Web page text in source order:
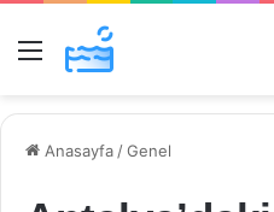
Menü
Anasayfa /Genel